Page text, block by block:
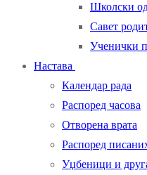
Школски
Савет
Ученички
Настава
Календар рада
Распоред часова
Отворена врата
Распоред
Уџбеници и